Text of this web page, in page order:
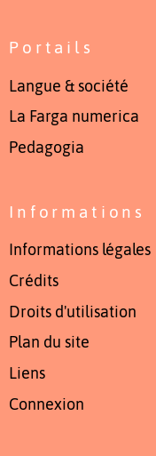
Portails
Langue & société
La Farga numerica
Pedagogia
Informations
Informations légales
Crédits
Droits d'utilisation
Plan du site
Liens
Connexion